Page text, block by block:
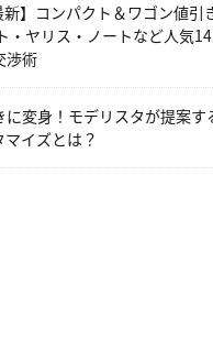
新】コンパクト＆ワゴン値引
・ヤリス・ノートなど人気
渉術
変身！モデリスタが提案す
イズとは？